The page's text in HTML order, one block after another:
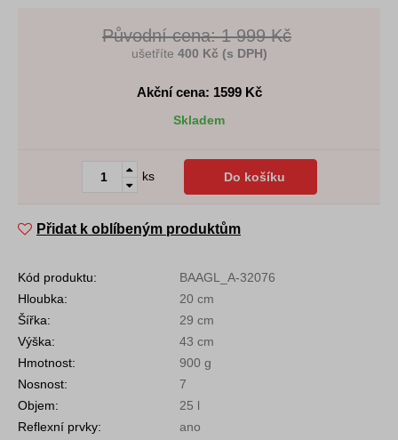
Původní cena: 1 999 Kč
ušetříte 400 Kč (s DPH)
Akční cena: 1599Kč
Skladem
ks Do košíku
Přidat k oblíbeným produktům
Kód produktu:
BAAGL_A-32076
Hloubka:
20 cm
Šířka:
29 cm
Výška:
43 cm
Hmotnost:
900 g
Nosnost:
7
Objem:
25 l
Reflexní prvky:
ano